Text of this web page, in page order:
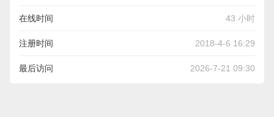
在线时间 43 小时
注册时间 2018-4-6 16:29
最后访问 2026-7-21 09:30